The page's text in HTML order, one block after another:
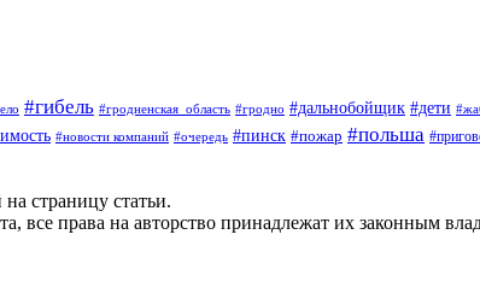
#гибель #гродненская_область #гродно #дальнобойщик #дети
#новости компаний #очередь #пинск #пожар #польша
страницу статьи.
все права на авторство принадлежат их законным